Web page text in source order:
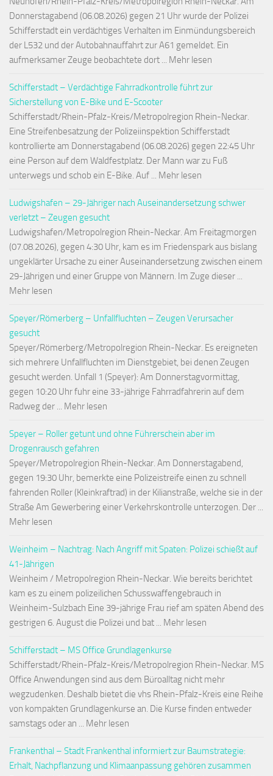
Donnerstagabend (06.08.2026) gegen 21 Uhr wurde der Polizei
Schifferstadt ein verdächtiges Verhalten im Einmündungsbereich
der L532 und der Autobahnauffahrt zur A61 gemeldet. Ein
aufmerksamer Zeuge beobachtete dort ... Mehr lesen
Schifferstadt – Verdächtige Fahrradkontrolle führt zur
Sicherstellung von E-Bike und E-Scooter
Schifferstadt/Rhein-Pfalz-Kreis/Metropolregion Rhein-Neckar.
Eine Streifenbesatzung der Polizeiinspektion Schifferstadt
kontrollierte am Donnerstagabend (06.08.2026) gegen 22:45 Uhr
eine Person auf dem Waldfestplatz. Der Mann war zu Fuß
unterwegs und schob ein E-Bike. Auf ... Mehr lesen
Ludwigshafen – 29-Jähriger nach Auseinandersetzung schwer
verletzt – Zeugen gesucht
Ludwigshafen/Metropolregion Rhein-Neckar. Am Freitagmorgen
(07.08.2026), gegen 4:30 Uhr, kam es im Friedenspark aus bislang
ungeklärter Ursache zu einer Auseinandersetzung zwischen einem
29-Jährigen und einer Gruppe von Männern. Im Zuge dieser ...
Mehr lesen
Speyer/Römerberg – Unfallfluchten – Zeugen Verursacher
gesucht
Speyer/Römerberg/Metropolregion Rhein-Neckar. Es ereigneten
sich mehrere Unfallfluchten im Dienstgebiet, bei denen Zeugen
gesucht werden. Unfall 1 (Speyer): Am Donnerstagvormittag,
gegen 10:20 Uhr fuhr eine 33-jährige Fahrradfahrerin auf dem
Radweg der ... Mehr lesen
Speyer – Roller getunt und ohne Führerschein aber im
Drogenrausch gefahren
Speyer/Metropolregion Rhein-Neckar. Am Donnerstagabend,
gegen 19:30 Uhr, bemerkte eine Polizeistreife einen zu schnell
fahrenden Roller (Kleinkraftrad) in der Kilianstraße, welche sie in der
Straße Am Gewerbering einer Verkehrskontrolle unterzogen. Der ...
Mehr lesen
Weinheim – Nachtrag: Nach Angriff mit Spaten: Polizei schießt auf
41-Jährigen
Weinheim / Metropolregion Rhein-Neckar. Wie bereits berichtet
kam es zu einem polizeilichen Schusswaffengebrauch in
Weinheim-Sulzbach Eine 39-jährige Frau rief am späten Abend des
gestrigen 6. August die Polizei und bat ... Mehr lesen
Schifferstadt – MS Office Grundlagenkurse
Schifferstadt/Rhein-Pfalz-Kreis/Metropolregion Rhein-Neckar. MS
Office Anwendungen sind aus dem Büroalltag nicht mehr
wegzudenken. Deshalb bietet die vhs Rhein-Pfalz-Kreis eine Reihe
von kompakten Grundlagenkurse an. Die Kurse finden entweder
samstags oder an ... Mehr lesen
Frankenthal – Stadt Frankenthal informiert zur Baumstrategie:
Erhalt, Nachpflanzung und Klimaanpassung gehören zusammen